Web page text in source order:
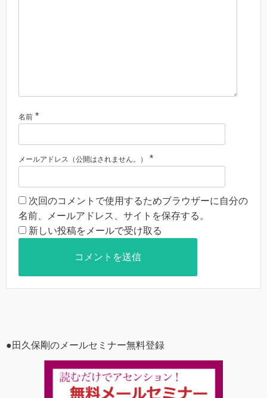
名前 *
メールアドレス（公開はされません。） *
次回のコメントで使用するためブラウザーに自分の
名前、メールアドレス、サイトを保存する。
新しい投稿をメールで受け取る
●田久保剛のメールセミナー無料登録